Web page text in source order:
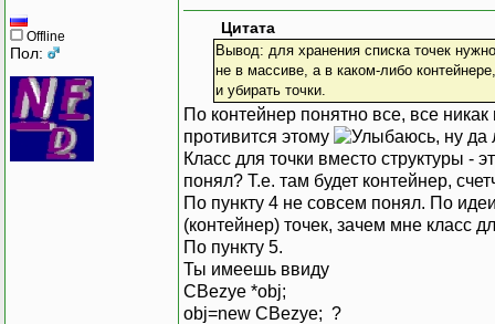
Offline
Пол:
Цитата
Вывод: для хранения списка точек
не в массиве, а в каком-либо
и убирать точки.
По контейнер понятно все, все
противится этому
, ну да
Класс для точки вместо структуры -
понял? Т.е. там будет контейнер,
По пункту 4 не совсем понял. По
(контейнер) точек, зачем мне класс
По пункту 5.
Ты имеешь ввиду
CBezye *obj;
obj=new CBezye; ?